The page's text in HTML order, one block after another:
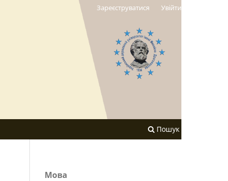
Пошук
Зареєструватися Увійти
Мова